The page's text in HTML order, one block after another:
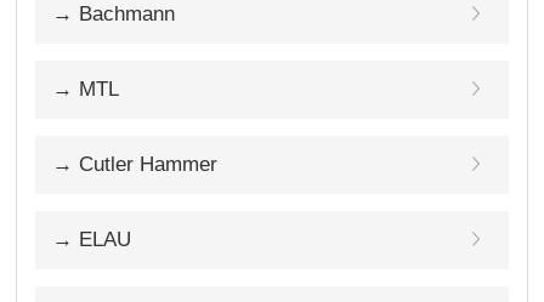
→ Bachmann
→ MTL
→ Cutler Hammer
→ ELAU